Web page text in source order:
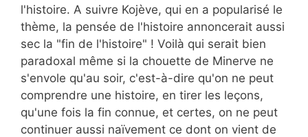
l'histoire. A suivre Kojève, qui en a popularisé le
thème, la pensée de l'histoire annoncerait aussi
sec la "fin de l'histoire" ! Voilà qui serait bien
paradoxal même si la chouette de Minerve ne
s'envole qu'au soir, c'est-à-dire qu'on ne peut
comprendre une histoire, en tirer les leçons,
qu'une fois la fin connue, et certes, on ne peut
continuer aussi naïvement ce dont on vient de